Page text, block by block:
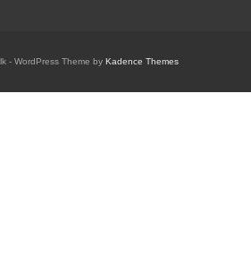
- WordPress Theme by Kadence Themes